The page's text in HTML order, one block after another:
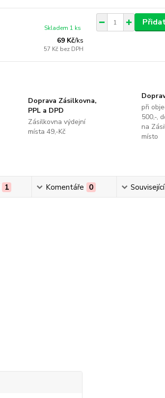
69 Kč/ks
57 Kč bez DPH
Skladem 1 ks
Doprava Zásilkovna,
PPL a DPD
Zásilkovna výdejní
místa 49,-Kč
při
500,-,
na
místo
1 Komentáře 0